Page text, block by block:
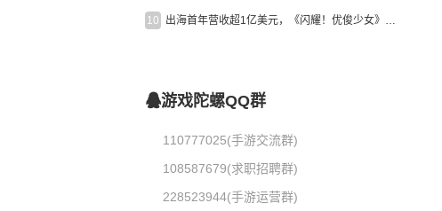
10 出海首年营收超1亿美元，《闪耀！优俊少女》美国市场占比达七成
游戏陀螺QQ群
110777025(手游交流群)
108587679(求职招聘群)
228523944(手游运营群)